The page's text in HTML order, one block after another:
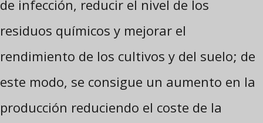
de infección, reducir el nivel de los
residuos químicos y mejorar el
rendimiento de los cultivos y del suelo; de
este modo, se consigue un aumento en la
producción reduciendo el coste de la